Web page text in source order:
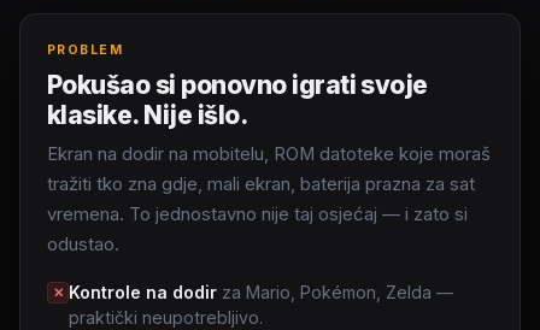
PROBLEM
Pokušao si ponovno igrati svoje
klasike. Nije išlo.
Ekran na dodir na mobitelu, ROM datoteke koje moraš
tražiti tko zna gdje, mali ekran, baterija prazna za sat
vremena. To jednostavno nije taj osjećaj — i zato si
odustao.
✕ Kontrole na dodir za Mario, Pokémon, Zelda —
praktički neupotrebljivo.